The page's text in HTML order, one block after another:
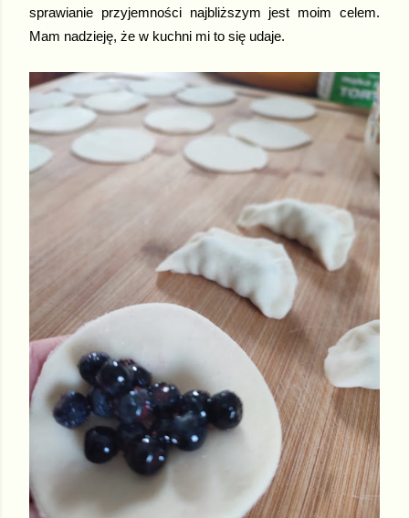
sprawianie przyjemności najbliższym jest moim celem.
Mam nadzieję, że w kuchni mi to się udaje.